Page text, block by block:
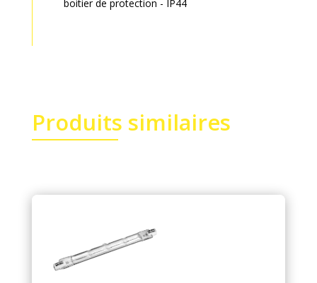
boitier de protection - IP44
Produits similaires